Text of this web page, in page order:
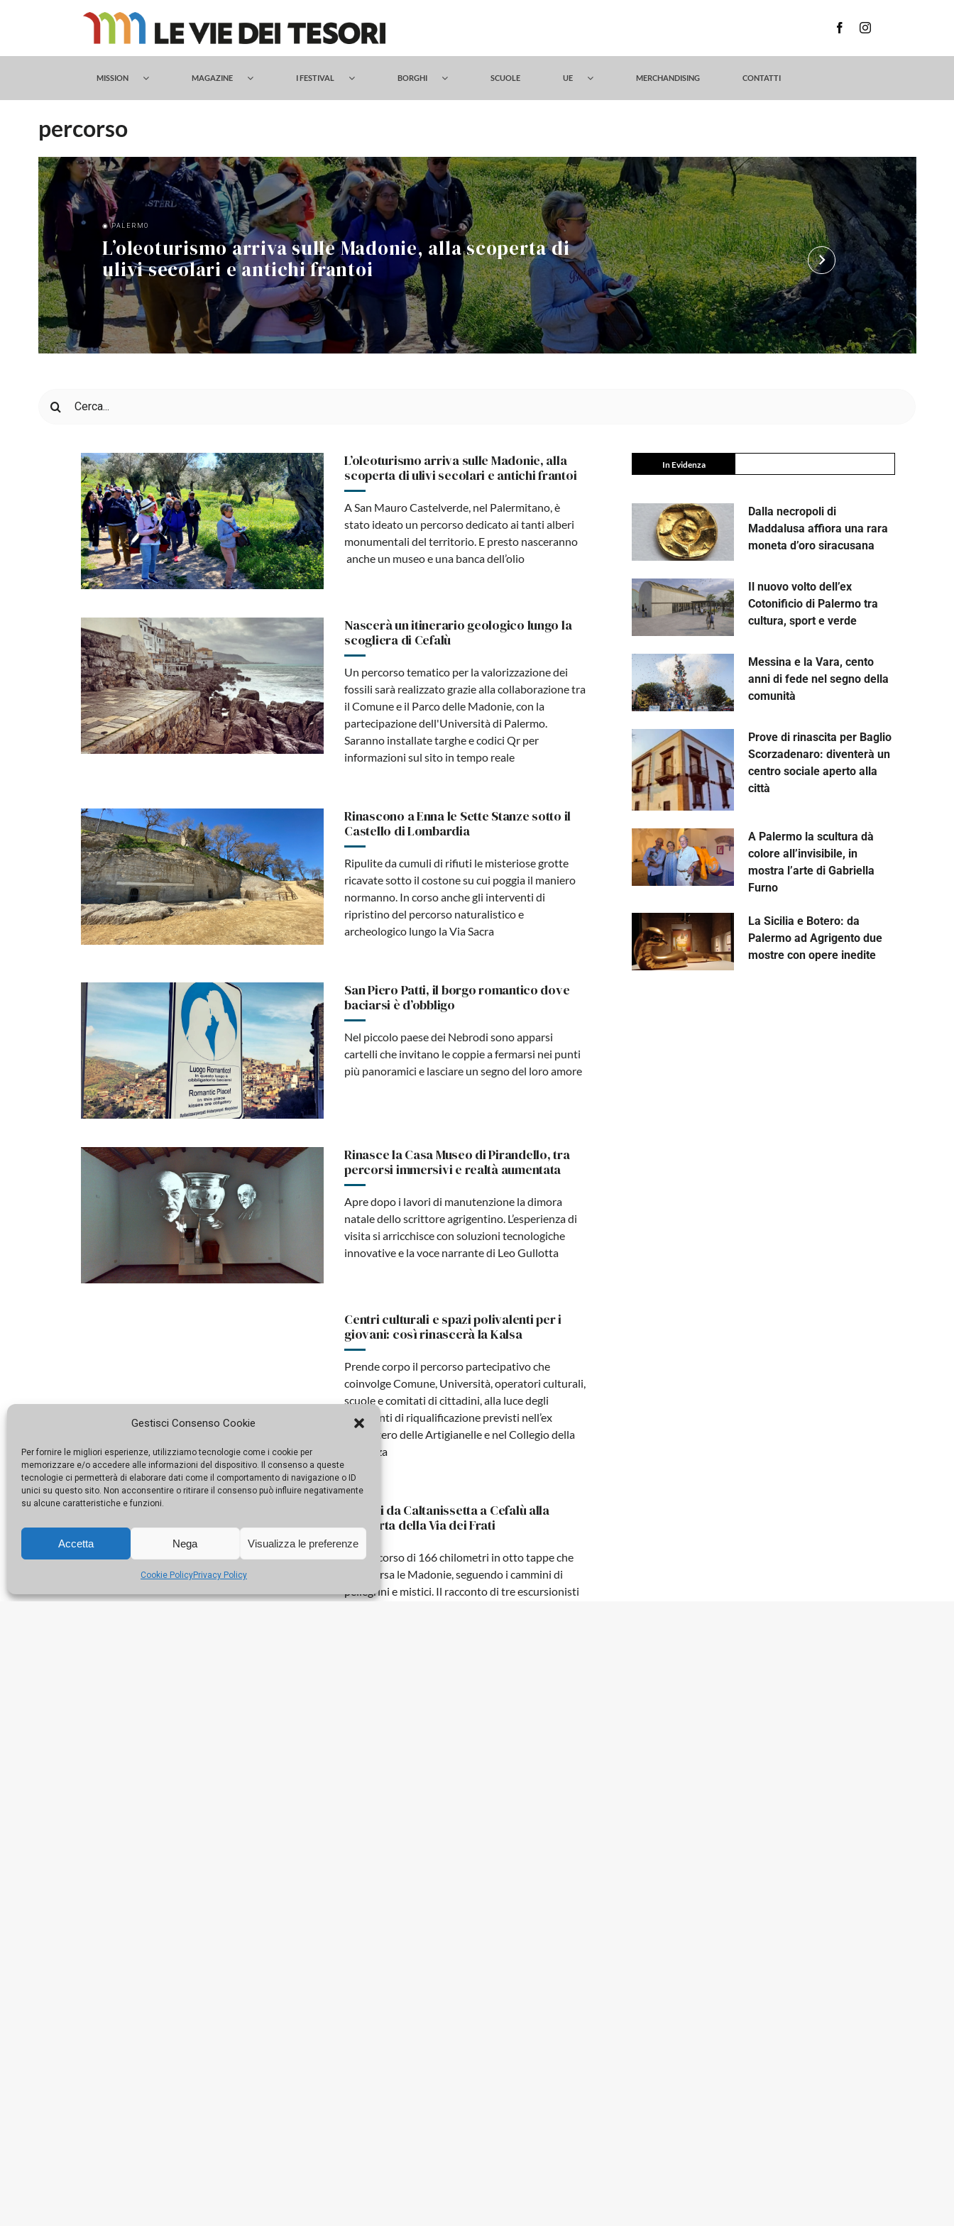
Gestisci Consenso Cookie
Per fornire le migliori esperienze, utilizziamo tecnologie come i cookie per
memorizzare e/o accedere alle informazioni del dispositivo. Il consenso a queste
tecnologie ci permetterà di elaborare dati come il comportamento di navigazione o ID
unici su questo sito. Non acconsentire o ritirare il consenso può influire negativamente
su alcune caratteristiche e funzioni.
Accetta Nega Visualizza le preferenze
Cookie PolicyPrivacy Policy
MISSION MAGAZINE I FESTIVAL BORGHI SCUOLE UE MERCHANDISING CONTATTI
percorso
◉ PALERMO
L’oleoturismo arriva sulle Madonie, alla scoperta di
ulivi secolari e antichi frantoi
keyboard_arrow_right
per:
L’oleoturismo arriva sulle Madonie, alla
scoperta di ulivi secolari e antichi frantoi
A San Mauro Castelverde, nel Palermitano, è
stato ideato un percorso dedicato ai tanti alberi
monumentali del territorio. E presto nasceranno
anche un museo e una banca dell’olio
Nascerà un itinerario geologico lungo la
scogliera di Cefalù
Un percorso tematico per la valorizzazione dei
fossili sarà realizzato grazie alla collaborazione tra
il Comune e il Parco delle Madonie, con la
partecipazione dell'Università di Palermo.
Saranno installate targhe e codici Qr per
informazioni sul sito in tempo reale
Rinascono a Enna le Sette Stanze sotto il
Castello di Lombardia
Ripulite da cumuli di rifiuti le misteriose grotte
ricavate sotto il costone su cui poggia il maniero
normanno. In corso anche gli interventi di
ripristino del percorso naturalistico e
archeologico lungo la Via Sacra
San Piero Patti, il borgo romantico dove
baciarsi è d’obbligo
Nel piccolo paese dei Nebrodi sono apparsi
cartelli che invitano le coppie a fermarsi nei punti
più panoramici e lasciare un segno del loro amore
Rinasce la Casa Museo di Pirandello, tra
percorsi immersivi e realtà aumentata
Apre dopo i lavori di manutenzione la dimora
natale dello scrittore agrigentino. L’esperienza di
visita si arricchisce con soluzioni tecnologiche
innovative e la voce narrante di Leo Gullotta
Centri culturali e spazi polivalenti per i
giovani: così rinascerà la Kalsa
Prende corpo il percorso partecipativo che
coinvolge Comune, Università, operatori culturali,
scuole e comitati di cittadini, alla luce degli
interventi di riqualificazione previsti nell’ex
monastero delle Artigianelle e nel Collegio della
Sapienza
Al via i lavori di riqualificazione
dell’Anfiteatro romano di Catania
L’antico monumento sarà interamente valorizzato,
tra cui la porta d’ingresso e i paramenti murari.
Aprirà al pubblico anche una zona fino ad ora non
In Evidenza
Dalla necropoli di
Maddalusa affiora una rara
moneta d’oro siracusana
Il nuovo volto dell’ex
Cotonificio di Palermo tra
cultura, sport e verde
Messina e la Vara, cento
anni di fede nel segno della
comunità
Prove di rinascita per Baglio
Scorzadenaro: diventerà un
centro sociale aperto alla
città
A Palermo la scultura dà
colore all’invisibile, in
mostra l’arte di Gabriella
Furno
La Sicilia e Botero: da
Palermo ad Agrigento due
mostre con opere inedite